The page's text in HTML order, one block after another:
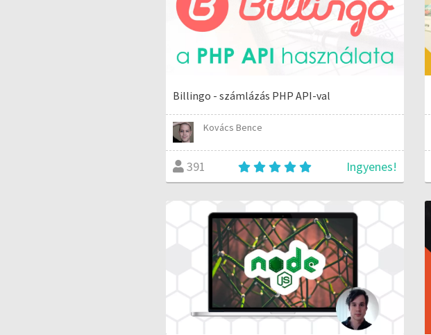
Billingo - számlázás PHP API-val
Kovács Bence
391 Ingyenes!